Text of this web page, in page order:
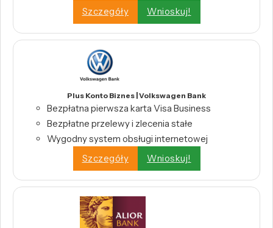
Szczegóły
Wnioskuj!
Plus Konto Biznes | Volkswagen Bank
Bezpłatna pierwsza karta Visa Business
Bezpłatne przelewy i zlecenia stałe
Wygodny system obsługi internetowej
Szczegóły
Wnioskuj!